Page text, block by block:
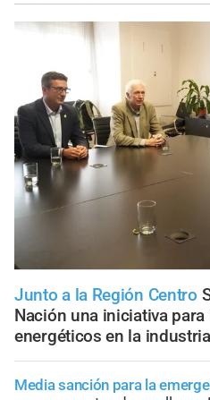
Junto a la Región Centro
Nación una iniciativa
energéticos en la industria
Media sanción para la